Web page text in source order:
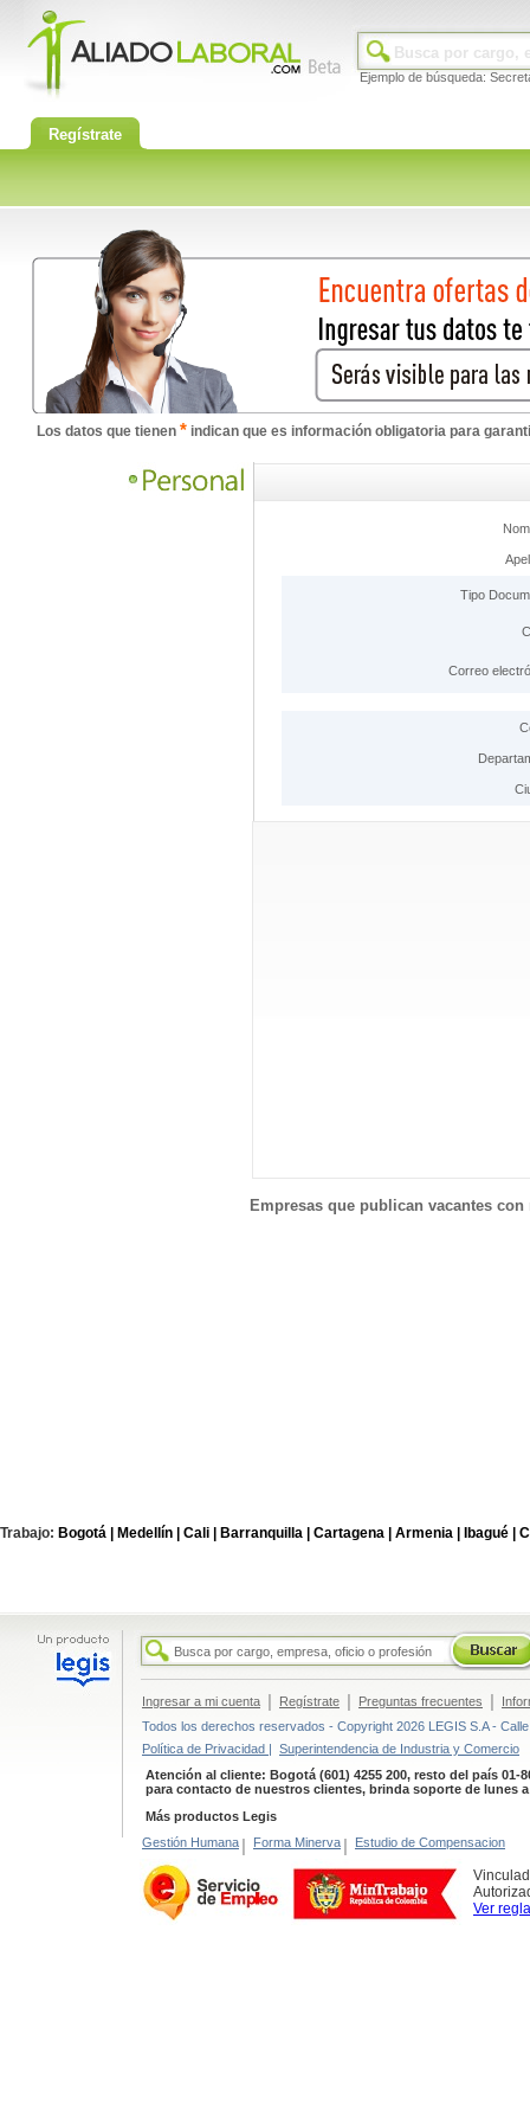
Ejemplo de búsqueda:
Regístrate
Los datos que tienen * indican que es información obligatoria para
Tipo
Correo
Empresas que publican vacantes
Trabajo: Bogotá | Medellín | Cali | Barranquilla | Cartagena | Armenia | Ibagué |
Ingresar a mi cuenta | Regístrate | Preguntas frecuentes |
Todos los derechos reservados - Copyright 2026 LEGIS S.A -
Política de Privacidad | Superintendencia de Industria y Comercio
Atención al cliente: Bogotá (601) 4255 200, resto del país 01-
para contacto de nuestros clientes, brinda soporte de lunes
Más productos Legis
Gestión Humana | Forma Minerva | Estudio de Compensacion
Ver